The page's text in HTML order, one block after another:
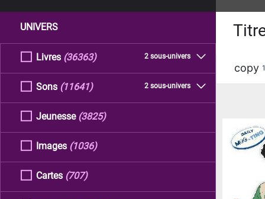
UNIVERS
Livres 2 sous-univers
(36363)
Sons 2 sous-univers
(11641)
Jeunesse (3825)
Images (1036)
Cartes (707)
copy